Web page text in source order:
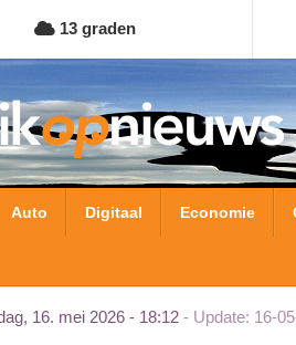
13 graden
Auto Digitaal Economie
16. mei 2026 - 18:12 Update: 16-